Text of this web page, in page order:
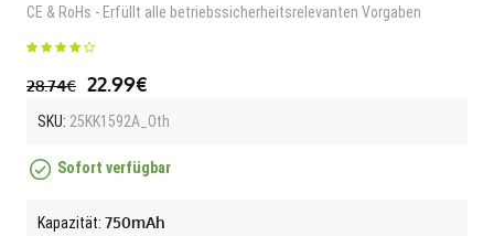
CE & RoHs - Erfüllt alle betriebssicherheitsrelevanten Vorgaben
28.74€ 22.99€
SKU: 25KK1592A_Oth
Sofort verfügbar
Kapazität: 750mAh